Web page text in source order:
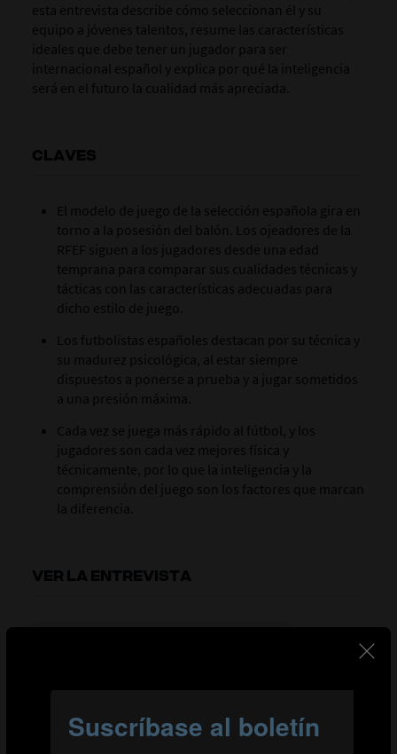
esta entrevista describe cómo seleccionan él y su
equipo a jóvenes talentos, resume las características
ideales que debe tener un jugador para ser
internacional español y explica por qué la inteligencia
será en el futuro la cualidad más apreciada.
CLAVES
El modelo de juego de la selección española gira en
torno a la posesión del balón. Los ojeadores de la
RFEF siguen a los jugadores desde una edad
temprana para comparar sus cualidades técnicas y
tácticas con las características adecuadas para
dicho estilo de juego.
Los futbolistas españoles destacan por su técnica y
su madurez psicológica, al estar siempre
dispuestos a ponerse a prueba y a jugar sometidos
a una presión máxima.
Cada vez se juega más rápido al fútbol, y los
jugadores son cada vez mejores física y
técnicamente, por lo que la inteligencia y la
comprensión del juego son los factores que marcan
la diferencia.
VER LA ENTREVISTA